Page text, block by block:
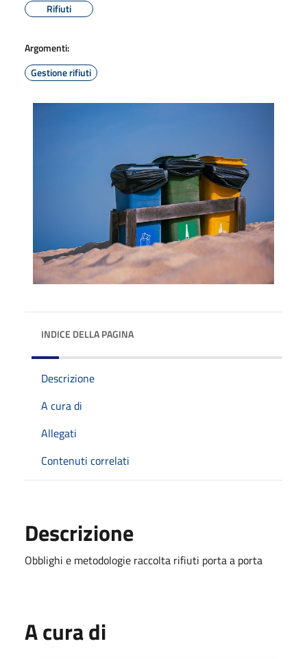
Rifiuti
Argomenti:
Gestione rifiuti
INDICE DELLA PAGINA
Descrizione
A cura di
Allegati
Contenuti correlati
Descrizione
Obblighi e metodologie raccolta rifiuti porta a porta
A cura di